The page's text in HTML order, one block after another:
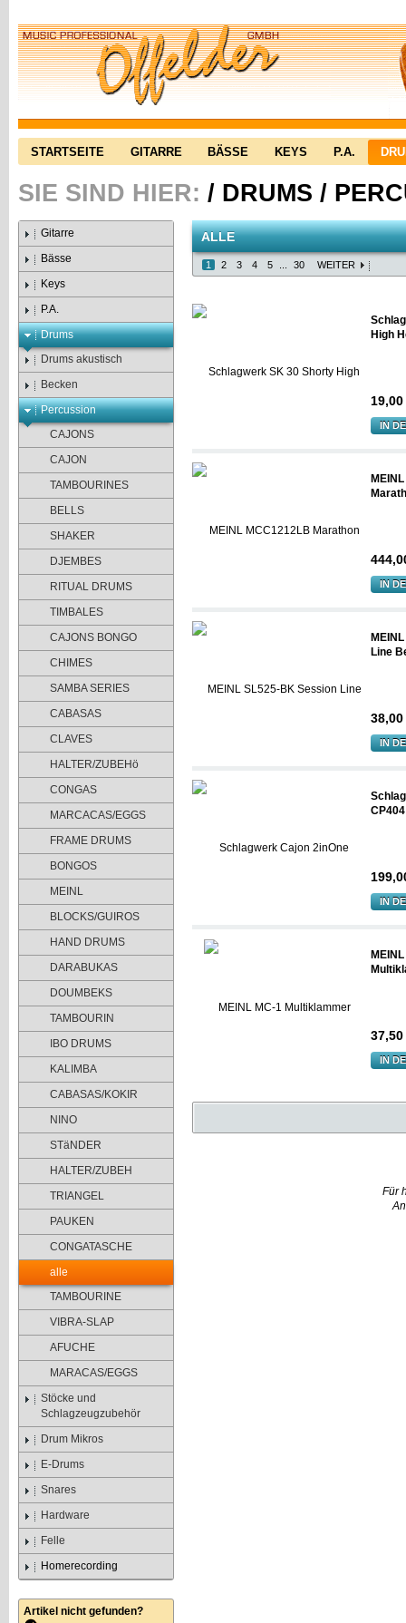
STARTSEITE GITARRE BÄSSE KEYS P.A.
SIE SIND HIER: / DRUMS /
Gitarre
Bässe
Keys
P.A.
Drums
Drums akustisch
Becken
Percussion
CAJONS
CAJON
TAMBOURINES
BELLS
SHAKER
DJEMBES
RITUAL DRUMS
TIMBALES
CAJONS BONGO
CHIMES
SAMBA SERIES
CABASAS
CLAVES
HALTER/ZUBEHö
CONGAS
MARCACAS/EGGS
FRAME DRUMS
BONGOS
MEINL
BLOCKS/GUIROS
HAND DRUMS
DARABUKAS
DOUMBEKS
TAMBOURIN
IBO DRUMS
KALIMBA
CABASAS/KOKIR
NINO
STäNDER
HALTER/ZUBEH
TRIANGEL
PAUKEN
CONGATASCHE
alle
TAMBOURINE
VIBRA-SLAP
AFUCHE
MARACAS/EGGS
Stöcke und
Schlagzeugzubehör
Drum Mikros
E-Drums
Snares
Hardware
Felle
Homerecording
Artikel nicht gefunden?
ALLE
1 2 3 4 5 30 WEITER
High
IN
IN
Line
IN
IN
IN
Für